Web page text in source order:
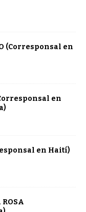
(Corresponsal en
en
en Haití)